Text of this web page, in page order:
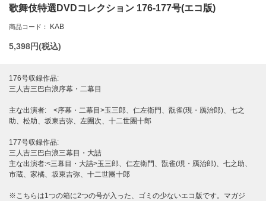
歌舞伎特選DVDコレクション 176-177号(エコ版)
商品コード： KAB
5,398円(税込)
176号収録作品:
三人吉三巴白浪序幕・二幕目
主な出演者: <序幕・二幕目>玉三郎、仁左衛門、翫雀(現・鴈治郎)、七之
助、松助、坂東吉弥、左團次、十二世團十郎
177号収録作品:
三人吉三巴白浪三幕目・大詰
主な出演者:<三幕目・大詰>玉三郎、仁左衛門、翫雀(現・鴈治郎)、七之助、
市蔵、家橘、坂東吉弥、十二世團十郎
※こちらは1つの箱に2つの号が入った、ゴミの少ないエコ版です。マガジ